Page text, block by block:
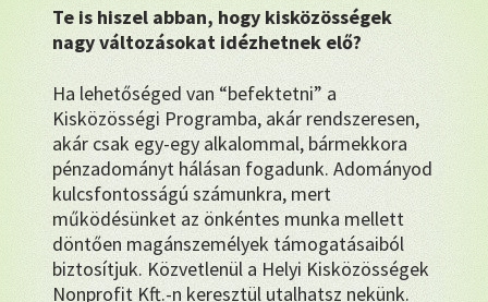
Te is hiszel abban, hogy kisközösségek
nagy változásokat idézhetnek elő?
Ha lehetőséged van “befektetni” a
Kisközösségi Programba, akár rendszeresen,
akár csak egy-egy alkalommal, bármekkora
pénzadományt hálásan fogadunk. Adományod
kulcsfontosságú számunkra, mert
működésünket az önkéntes munka mellett
döntően magánszemélyek támogatásaiból
biztosítjuk. Közvetlenül a Helyi Kisközösségek
Nonprofit Kft.-n keresztül utalhatsz nekünk.